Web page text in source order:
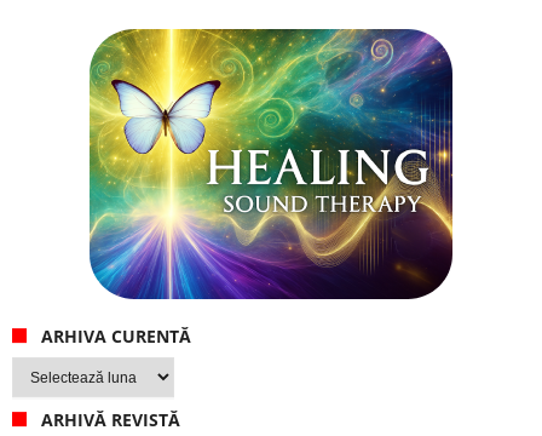
ARHIVA CURENTĂ
Arhiva
curentă
ARHIVĂ REVISTĂ